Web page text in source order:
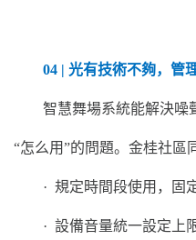
04 | 光有技術不夠，管
智慧舞場系統能解決噪
“怎么用”的問題。金桂社區
· 規定時間段使用，固定
· 設備音量統一設定上限